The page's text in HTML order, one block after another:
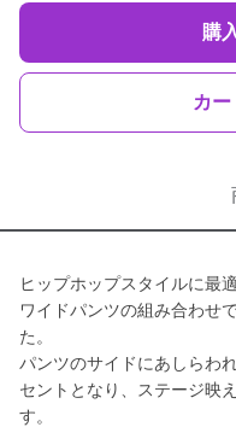
購
カ
ヒップホップスタイルに最
ワイドパンツの組み合わせ
た。
パンツのサイドにあしらわ
セントとなり、ステージ映
す。